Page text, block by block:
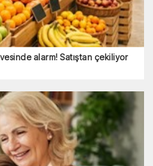
alarm! Satıştan çekiliyor